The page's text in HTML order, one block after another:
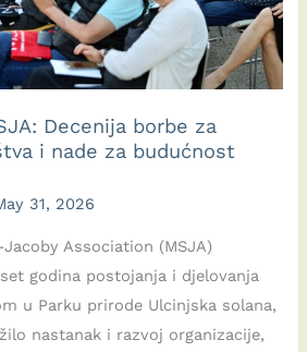
Decenija borbe za
i nade za budućnost
31, 2026
Association (MSJA)
godina postojanja i djelovanja
u Parku prirode Ulcinjska solana,
nastanak i razvoj organizacije,